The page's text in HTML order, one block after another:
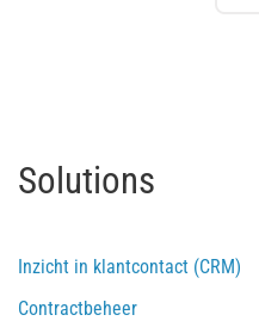
Solutions
Inzicht in klantcontact (CRM)
Contractbeheer